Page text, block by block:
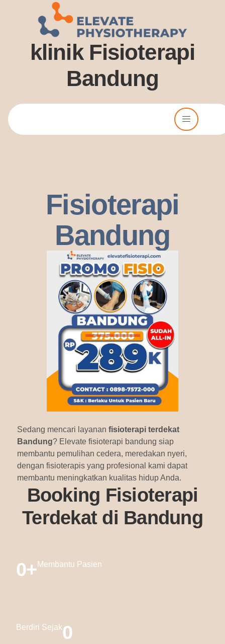
klinik Fisioterapi
Bandung
Fisioterapi
Bandung
Sedang mencari layanan fisioterapi terdekat
Bandung? Elevate fisioterapi bandung siap
membantu pemulihan cedera, meredakan nyeri,
dengan fisioterapis yang profesional kami dapat
membantu meningkatkan kualitas hidup Anda.
Booking Fisioterapi
Terdekat di Bandung
0+ Membantu Pasien
Berdiri Sejak0